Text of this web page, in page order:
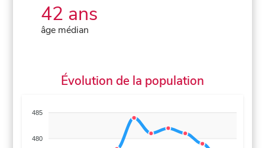
42 ans
âge médian
Évolution de la population
485
480